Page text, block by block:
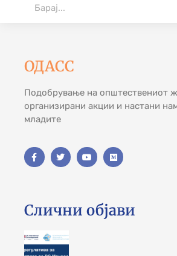
ОДАСС
Подобрување на општествениот
организирани акции и настани
младите
Слични објави